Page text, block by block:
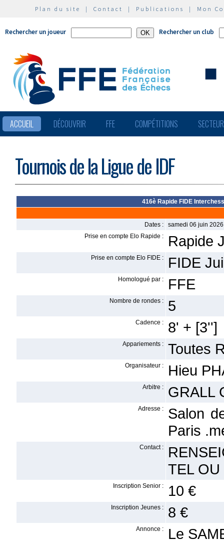
Plan du site | Contact | Publications | Mon
Rechercher un joueur Rechercher un club
ACCUEIL DÉCOUVRIR FFE COMPÉTITIONS
Tournois de la Ligue de IDF
416è Rapide FIDE
Dates :
samedi 06 juin
Prise en compte Elo Rapide :
Rapide
Prise en compte Elo FIDE : FIDE
Homologué par : FFE
Nombre de rondes : 5
Cadence : 8' + [3'']
Appariements : Toutes
Organisateur : Hieu
Arbitre : GRALL
Adresse :
Salon
Paris
Contact :
TEL
Inscription Senior : 10 €
Inscription Jeunes : 8 €
Annonce : Le